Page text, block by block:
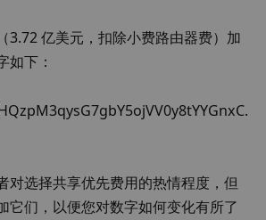
3.72 亿美元，扣除小费路由器费）加
如下：
对选择共享优先费用的热情程度，但
它们，以便您对数字如何变化有所了